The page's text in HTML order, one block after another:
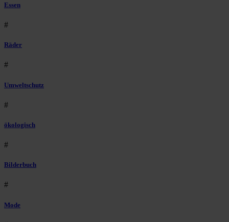
Essen
#
Räder
#
Umweltschutz
#
ökologisch
#
Bilderbuch
#
Mode